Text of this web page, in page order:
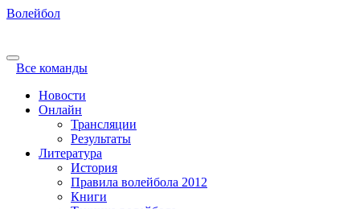
Волейбол
Все команды
Новости
Онлайн
Трансляции
Результаты
Литература
История
Правила волейбола 2012
Книги